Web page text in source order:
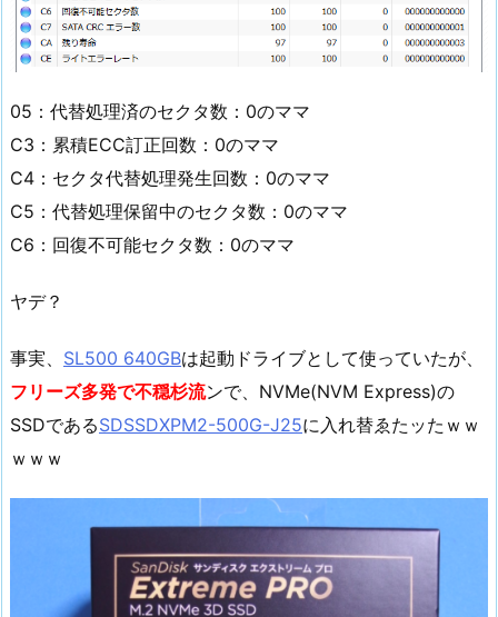
05：代替処理済のセクタ数：0のママ
C3：累積ECC訂正回数：0のママ
C4：セクタ代替処理発生回数：0のママ
C5：代替処理保留中のセクタ数：0のママ
C6：回復不可能セクタ数：0のママ
ヤデ？
事実、 SL500 640GBは起動ドライブとして使っていたが、
フリーズ多発で不穏杉流ンで、NVMe(NVM Express)の
SSDであるSDSSDXPM2-500G-J25に入れ替ゑたッたｗｗ
ｗｗｗ